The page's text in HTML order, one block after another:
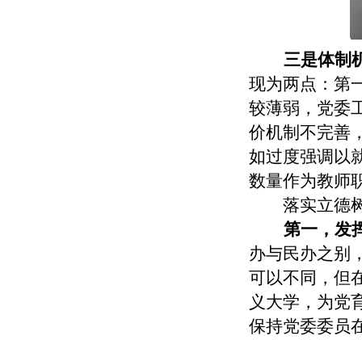
三是体制
现为两点：第
较薄弱，党委
价机制不完善
如过度强调以
数量作为教师
落实立德
第一， 发
办与民办之别
可以不同，但
义大学，为党
保持党委委员